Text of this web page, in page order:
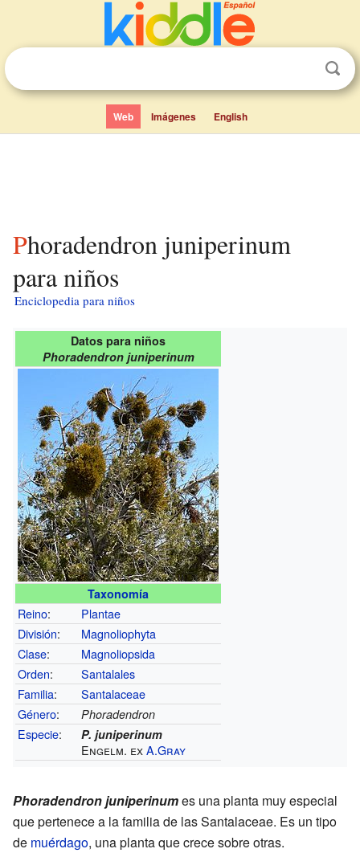
Web Imágenes English
Phoradendron juniperinum
para niños
Enciclopedia para niños
Datos para niños
Phoradendron juniperinum
Taxonomía
Reino:
Plantae
División:
Magnoliophyta
Clase:
Magnoliopsida
Orden:
Santalales
Familia:
Santalaceae
Género: Phoradendron
Especie: P. juniperinum
Engelm. exA.Gray
Phoradendron juniperinumes una planta muy especial
que pertenece a la familia de las Santalaceae. Es un tipo
de muérdago, una planta que crece sobre otras.